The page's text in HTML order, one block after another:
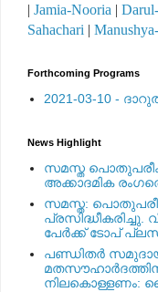
| Jamia-Nooria |
Sahachari |
Forthcoming Programs
2021-03-10 -
News Highlight
സമസ്ത
അക്കാദമിക
സമസ്ത:
പ്രസിദ്ധീകരിച്ചു.
പേര്‍ക്ക് ടോപ്
പണ്ഡിതര്‍
നിലകൊള്ളണം: